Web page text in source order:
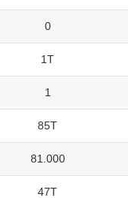
0
1T
1
85T
81.000
47T